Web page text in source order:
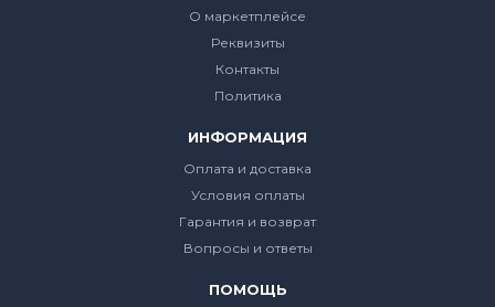
О маркетплейсе
Реквизиты
Контакты
Политика
ИНФОРМАЦИЯ
Оплата и доставка
Условия оплаты
Гарантия и возврат
Вопросы и ответы
ПОМОЩЬ